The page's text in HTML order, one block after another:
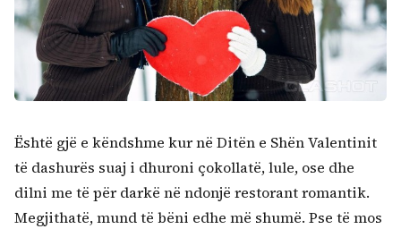
Kërko:
Është gjë e këndshme kur në Ditën e Shën Valentinit
të dashurës suaj i dhuroni çokollatë, lule, ose dhe
dilni me të për darkë në ndonjë restorant romantik.
Megjithatë, mund të bëni edhe më shumë. Pse të mos